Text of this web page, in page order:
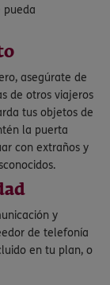
pueda
asegúrate de
de otros viajeros
tus objetos de
la puerta
con extraños y
y
de telefonía
en tu plan, o